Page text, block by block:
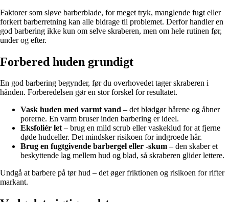
Faktorer som sløve barberblade, for meget tryk, manglende fugt eller
forkert barberretning kan alle bidrage til problemet. Derfor handler en
god barbering ikke kun om selve skraberen, men om hele rutinen før,
under og efter.
Forbered huden grundigt
En god barbering begynder, før du overhovedet tager skraberen i
hånden. Forberedelsen gør en stor forskel for resultatet.
Vask huden med varmt vand – det blødgør hårene og åbner
porerne. En varm bruser inden barbering er ideel.
Eksfoliér let– brug en mild scrub eller vaskeklud for at fjerne
døde hudceller. Det mindsker risikoen for indgroede hår.
Brug en fugtgivende barbergel eller -skum – den skaber et
beskyttende lag mellem hud og blad, så skraberen glider lettere.
Undgå at barbere på tør hud – det øger friktionen og risikoen for rifter
markant.